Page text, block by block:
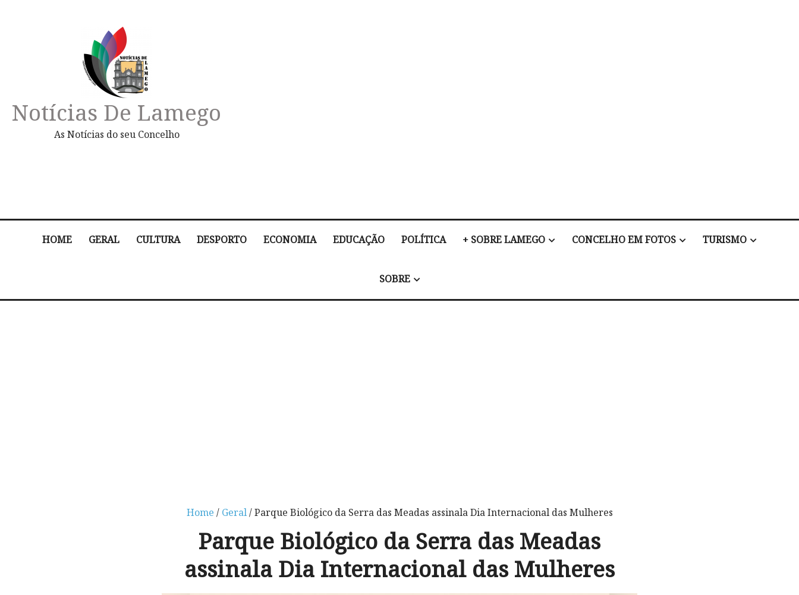
Notícias De Lamego
As Notícias do seu Concelho
HOME GERAL CULTURA DESPORTO ECONOMIA EDUCAÇÃO POLÍTICA + SOBRE LAMEGO CONCELHO EM FOTOS TURISMO
SOBRE
Home / Geral/ Parque Biológico da Serra das Meadas assinala Dia Internacional das Mulheres
Parque Biológico da Serra das Meadas
assinala Dia Internacional das Mulheres